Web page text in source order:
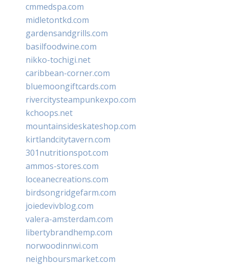
cmmedspa.com
midletontkd.com
gardensandgrills.com
basilfoodwine.com
nikko-tochigi.net
caribbean-corner.com
bluemoongiftcards.com
rivercitysteampunkexpo.com
kchoops.net
mountainsideskateshop.com
kirtlandcitytavern.com
301nutritionspot.com
ammos-stores.com
loceanecreations.com
birdsongridgefarm.com
joiedevivblog.com
valera-amsterdam.com
libertybrandhemp.com
norwoodinnwi.com
neighboursmarket.com